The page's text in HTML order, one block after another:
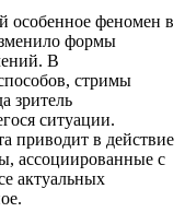
особенное феномен в
формы
В
стримы
зритель
ситуации.
приводит в действие
ассоциированные с
актуальных